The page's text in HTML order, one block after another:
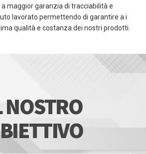
maggior garanzia di tracciabilità e
lavorato permettendo di garantire a i
qualità e costanza dei nostri prodotti.
NOSTRO